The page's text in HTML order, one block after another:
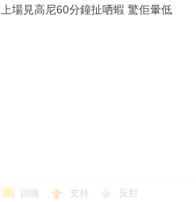
上場見高尼60分鐘扯哂蝦 驚佢暈低
回復 支持 反對